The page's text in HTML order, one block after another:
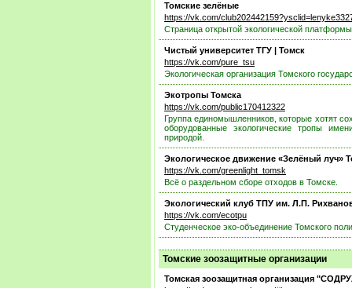
Томские зелёные
https://vk.com/
Страница открытой экологической
Чистый университет ТГУ | Томск
https://vk.com/pure_tsu
Экологическая организация Томского
Экотропы Томска
https://vk.com/public170412322
Группа единомышленников, которые хотят
оборудованные экологические тропы
природой.
Экологическое движение «Зелёный луч»
https://vk.com/greenlight_tomsk
Всё о раздельном сборе отходов в Томске.
Экологический клуб ТПУ им. Л.П.
https://vk.com/ecotpu
Студенческое эко-объединение Томского
Томские зоозащитные организации
Томская зоозащитная организация